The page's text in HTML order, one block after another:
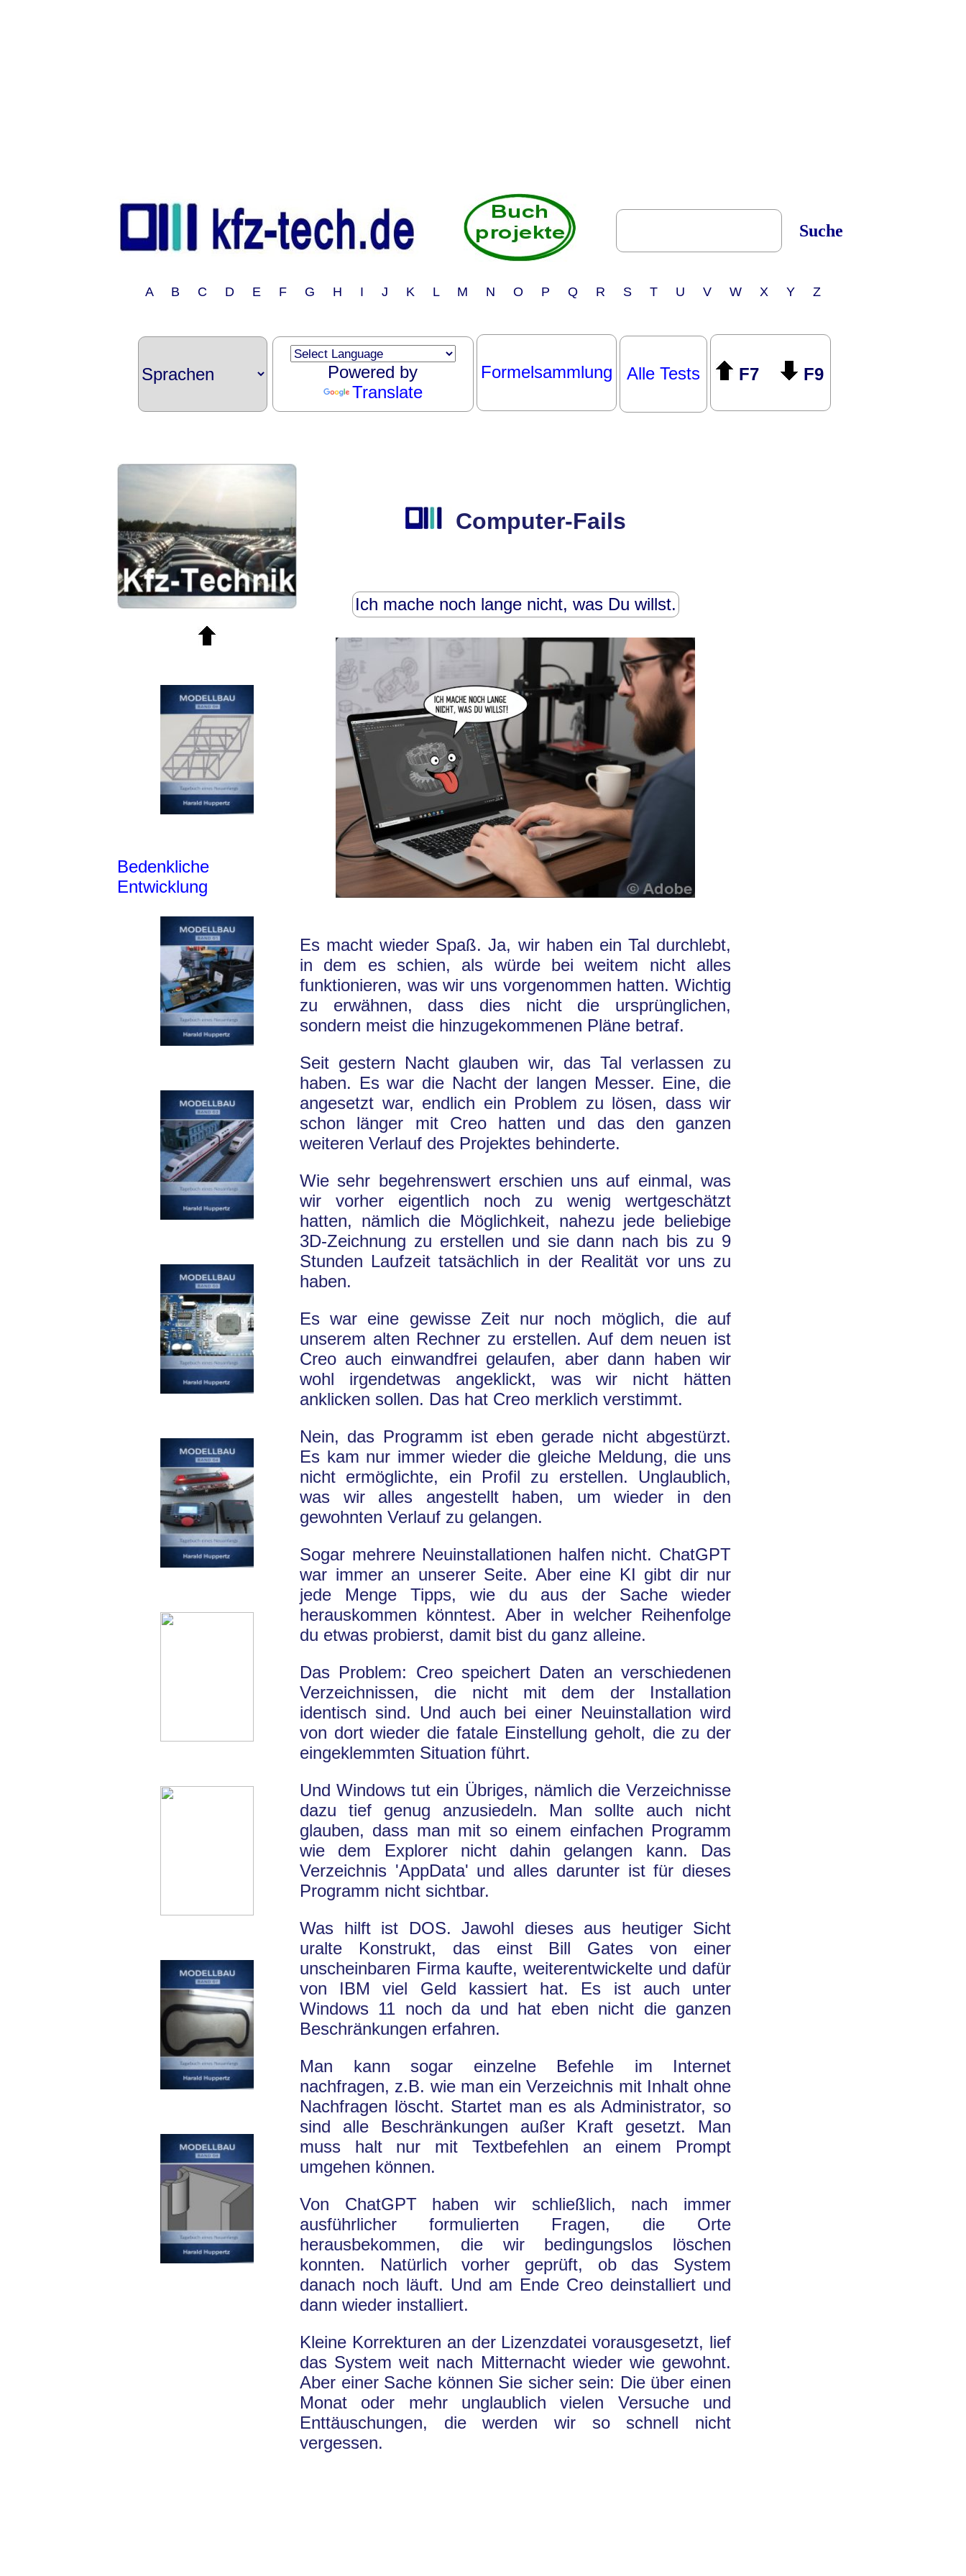
Suche
A B C D E F G H I J K L M N O P Q R S T U V W X Y Z
Powered by
Translate
Formelsammlung Alle Tests F7 F9
Bedenkliche
Entwicklung
Computer-Fails
Ich mache noch lange nicht, was Du willst.
Es macht wieder Spaß. Ja, wir haben ein Tal durchlebt,
in dem es schien, als würde bei weitem nicht alles
funktionieren, was wir uns vorgenommen hatten. Wichtig
zu erwähnen, dass dies nicht die ursprünglichen,
sondern meist die hinzugekommenen Pläne betraf.
Seit gestern Nacht glauben wir, das Tal verlassen zu
haben. Es war die Nacht der langen Messer. Eine, die
angesetzt war, endlich ein Problem zu lösen, dass wir
schon länger mit Creo hatten und das den ganzen
weiteren Verlauf des Projektes behinderte.
Wie sehr begehrenswert erschien uns auf einmal, was
wir vorher eigentlich noch zu wenig wertgeschätzt
hatten, nämlich die Möglichkeit, nahezu jede beliebige
3D-Zeichnung zu erstellen und sie dann nach bis zu 9
Stunden Laufzeit tatsächlich in der Realität vor uns zu
haben.
Es war eine gewisse Zeit nur noch möglich, die auf
unserem alten Rechner zu erstellen. Auf dem neuen ist
Creo auch einwandfrei gelaufen, aber dann haben wir
wohl irgendetwas angeklickt, was wir nicht hätten
anklicken sollen. Das hat Creo merklich verstimmt.
Nein, das Programm ist eben gerade nicht abgestürzt.
Es kam nur immer wieder die gleiche Meldung, die uns
nicht ermöglichte, ein Profil zu erstellen. Unglaublich,
was wir alles angestellt haben, um wieder in den
gewohnten Verlauf zu gelangen.
Sogar mehrere Neuinstallationen halfen nicht. ChatGPT
war immer an unserer Seite. Aber eine KI gibt dir nur
jede Menge Tipps, wie du aus der Sache wieder
herauskommen könntest. Aber in welcher Reihenfolge
du etwas probierst, damit bist du ganz alleine.
Das Problem: Creo speichert Daten an verschiedenen
Verzeichnissen, die nicht mit dem der Installation
identisch sind. Und auch bei einer Neuinstallation wird
von dort wieder die fatale Einstellung geholt, die zu der
eingeklemmten Situation führt.
Und Windows tut ein Übriges, nämlich die Verzeichnisse
dazu tief genug anzusiedeln. Man sollte auch nicht
glauben, dass man mit so einem einfachen Programm
wie dem Explorer nicht dahin gelangen kann. Das
Verzeichnis 'AppData' und alles darunter ist für dieses
Programm nicht sichtbar.
Was hilft ist DOS. Jawohl dieses aus heutiger Sicht
uralte Konstrukt, das einst Bill Gates von einer
unscheinbaren Firma kaufte, weiterentwickelte und dafür
von IBM viel Geld kassiert hat. Es ist auch unter
Windows 11 noch da und hat eben nicht die ganzen
Beschränkungen erfahren.
Man kann sogar einzelne Befehle im Internet
nachfragen, z.B. wie man ein Verzeichnis mit Inhalt ohne
Nachfragen löscht. Startet man es als Administrator, so
sind alle Beschränkungen außer Kraft gesetzt. Man
muss halt nur mit Textbefehlen an einem Prompt
umgehen können.
Von ChatGPT haben wir schließlich, nach immer
ausführlicher formulierten Fragen, die Orte
herausbekommen, die wir bedingungslos löschen
konnten. Natürlich vorher geprüft, ob das System
danach noch läuft. Und am Ende Creo deinstalliert und
dann wieder installiert.
Kleine Korrekturen an der Lizenzdatei vorausgesetzt, lief
das System weit nach Mitternacht wieder wie gewohnt.
Aber einer Sache können Sie sicher sein: Die über einen
Monat oder mehr unglaublich vielen Versuche und
Enttäuschungen, die werden wir so schnell nicht
vergessen.